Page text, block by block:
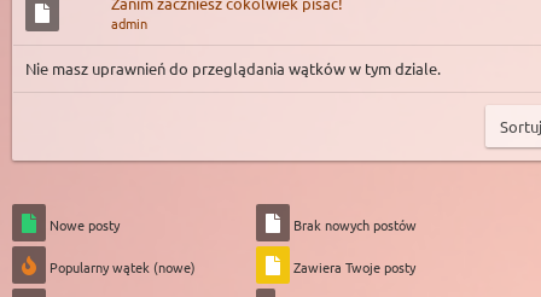
admin
Nie masz uprawnień do przeglądania wątków w tym dziale.
Nowe posty
Popularny wątek (nowe)
Brak nowych postów
Zawiera Twoje posty